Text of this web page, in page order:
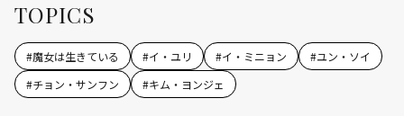
TOPICS
#魔女は生きている #イ・ユリ #イ・ミニョン #ユン・ソイ
#チョン・サンフン #キム・ヨンジェ